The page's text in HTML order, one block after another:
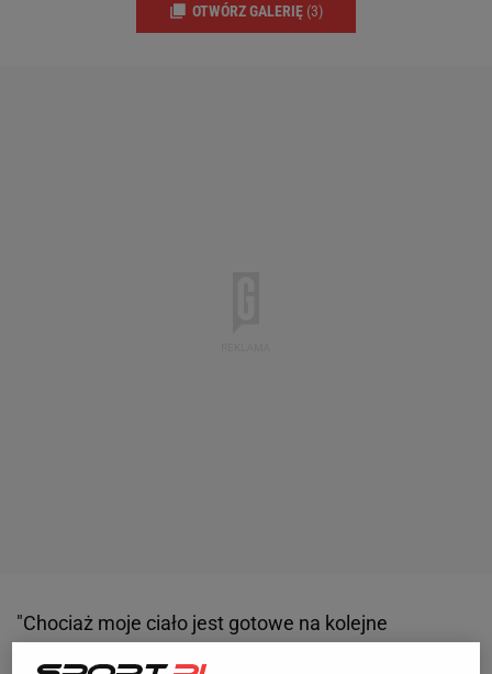
OTWÓRZ GALERIĘ (3)
"Chociaż moje ciało jest gotowe na kolejne